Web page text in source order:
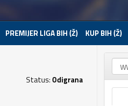
PREMIJER LIGA BIH (Ž) KUP BIH (Ž)
Status: Odigrana